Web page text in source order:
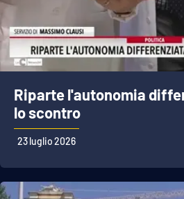
Riparte l'autonomia
lo scontro
23 luglio 2026